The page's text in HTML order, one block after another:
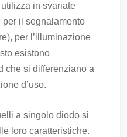
in svariate
il segnalamento
per l’illuminazione
esistono
che si differenziano a
d’uso.
a singolo diodo si
loro caratteristiche.